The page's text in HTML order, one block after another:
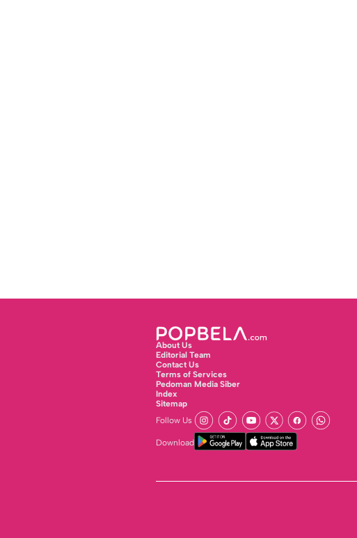
About Us
Editorial Team
Contact Us
Terms of Services
Pedoman Media Siber
Index
Sitemap
Follow Us
Download